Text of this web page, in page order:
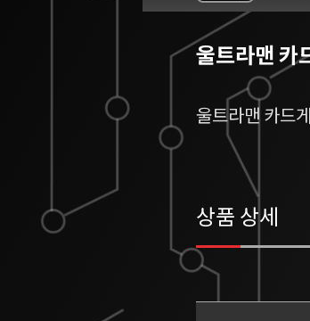
울트라맨 카
울트라맨 카드
상품 상세